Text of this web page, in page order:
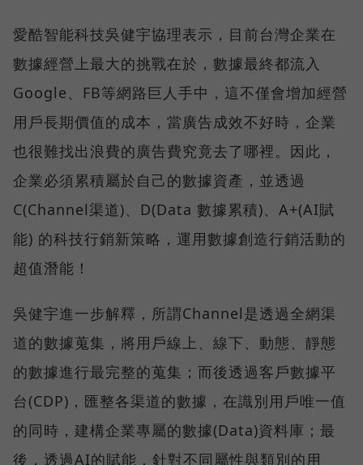
愛酷智能科技吳健宇協理表示，目前台灣企業在
數據經營上最大的挑戰在於，數據最終都流入
Google、FB等網路巨人手中，這不僅會增加經營
用戶長期價值的成本，當廣告成效不好時，企業
也很難找出浪費的廣告費究竟去了哪裡。因此，
企業必須累積屬於自己的數據資產，並透過
C(Channel渠道)、D(Data 數據累積)、A+(AI賦
能) 的科技行銷新策略，運用數據創造行銷活動的
超值潛能！
吳健宇進一步解釋，所謂Channel是透過全網渠
道的數據蒐集，將用戶線上、線下、動態、靜態
的數據進行最完整的蒐集；而後透過客戶數據平
台(CDP)，匯整各渠道的數據，在識別用戶唯一值
的同時，建構企業專屬的數據(Data)資料庫；最
後，透過AI的賦能，針對不同屬性與類別的用